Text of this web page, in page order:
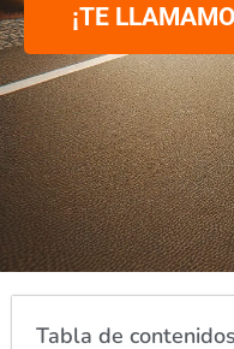
¡TE
Tabla de contenidos